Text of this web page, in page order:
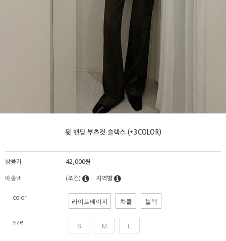
뒷 밴딩 부츠컷 슬랙스 (*3COLOR)
상품가 42,000원
배송비 (조건) 지역별
color 라이트베이지 차콜 블랙
size S M L